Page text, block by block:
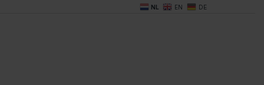
NL EN DE